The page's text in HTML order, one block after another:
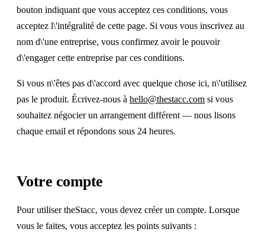
bouton indiquant que vous acceptez ces conditions, vous
acceptez l\'intégralité de cette page. Si vous vous inscrivez au
nom d\'une entreprise, vous confirmez avoir le pouvoir
d\'engager cette entreprise par ces conditions.
Si vous n\'êtes pas d\'accord avec quelque chose ici, n\'utilisez
pas le produit. Écrivez-nous à hello@thestacc.com si vous
souhaitez négocier un arrangement différent — nous lisons
chaque email et répondons sous 24 heures.
Votre compte
Pour utiliser theStacc, vous devez créer un compte. Lorsque
vous le faites, vous acceptez les points suivants :